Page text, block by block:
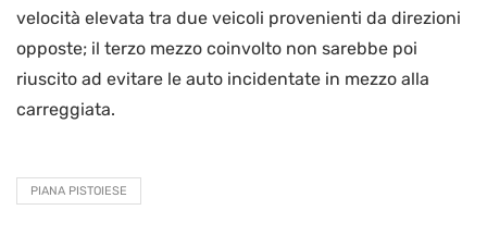
velocità elevata tra due veicoli provenienti da direzioni
opposte; il terzo mezzo coinvolto non sarebbe poi
riuscito ad evitare le auto incidentate in mezzo alla
carreggiata.
PIANA PISTOIESE